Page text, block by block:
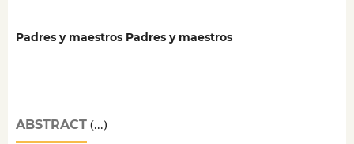
Padres y maestros Padres y maestros
ABSTRACT(...)